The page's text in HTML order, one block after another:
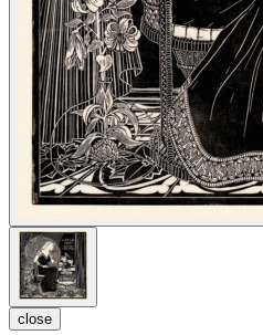
close